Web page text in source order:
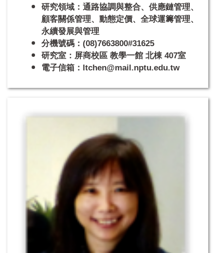
研究領域：通路協調與整合、供應鏈管理、
顧客關係管理、動態定價、全球運籌管理、
永續發展與管理
分機號碼：(08)7663800#31625
研究室：屏商校區 教學一館 北棟 407室
電子信箱：ltchen@mail.nptu.edu.tw